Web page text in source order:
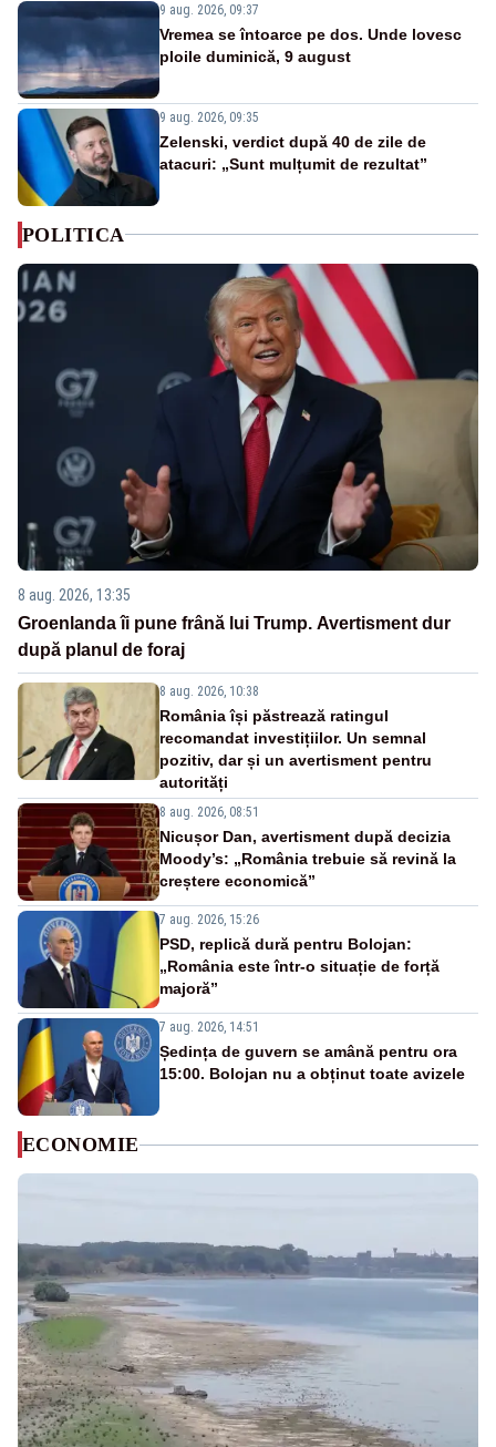
9 aug. 2026, 09:37
Vremea se întoarce pe dos. Unde lovesc
ploile duminică, 9 august
9 aug. 2026, 09:35
Zelenski, verdict după 40 de zile de
atacuri: „Sunt mulțumit de rezultat”
POLITICA
8 aug. 2026, 13:35
Groenlanda îi pune frână lui Trump. Avertisment dur
după planul de foraj
8 aug. 2026, 10:38
România își păstrează ratingul
recomandat investițiilor. Un semnal
pozitiv, dar și un avertisment pentru
autorități
8 aug. 2026, 08:51
Nicușor Dan, avertisment după decizia
Moody’s: „România trebuie să revină la
creștere economică”
7 aug. 2026, 15:26
PSD, replică dură pentru Bolojan:
„România este într-o situație de forță
majoră”
7 aug. 2026, 14:51
Ședința de guvern se amână pentru ora
15:00. Bolojan nu a obținut toate avizele
ECONOMIE